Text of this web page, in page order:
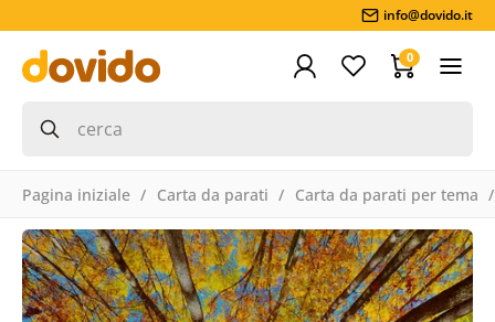
info@dovido.it
0
Pagina iniziale Carta da parati Carta da parati per tema